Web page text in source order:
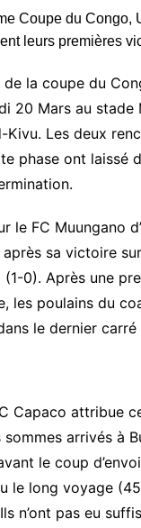
la coupe du
20 Mars au stade
Kivu. Les deux
phase ont laissé
le FC Muungano
sa victoire sur
0). Après une
les poulains du
le dernier carré
Capaco attribue
arrivés à
le coup
le long voyage
n’ont pas eu